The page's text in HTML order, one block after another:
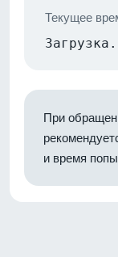
Текущее
При
и время